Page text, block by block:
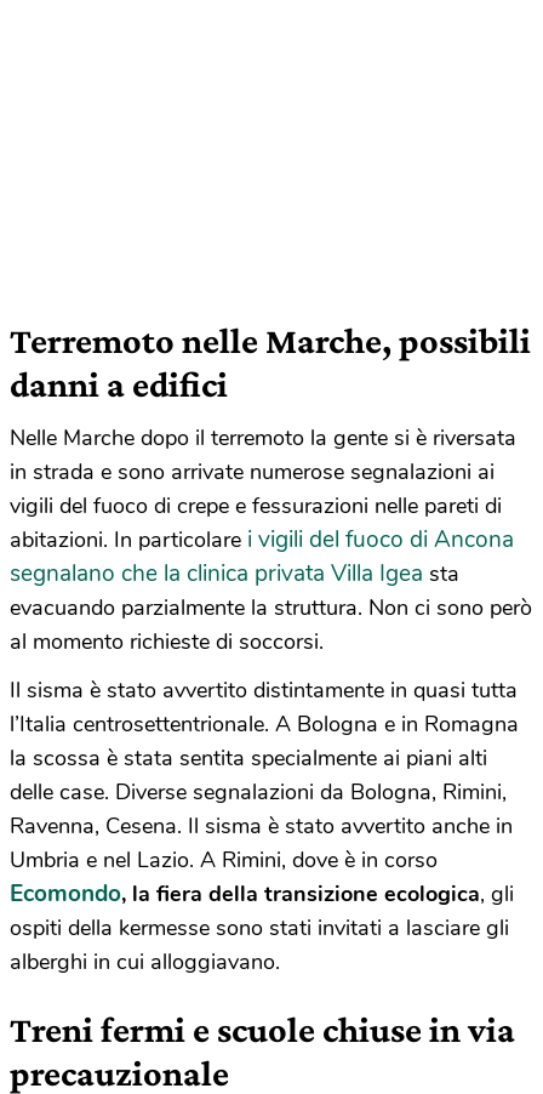
Terremoto nelle Marche, possibili
danni a edifici
Nelle Marche dopo il terremoto la gente si è riversata
in strada e sono arrivate numerose segnalazioni ai
vigili del fuoco di crepe e fessurazioni nelle pareti di
abitazioni. In particolare i vigili del fuoco di Ancona
segnalano che la clinica privata Villa Igea sta
evacuando parzialmente la struttura. Non ci sono però
al momento richieste di soccorsi.
Il sisma è stato avvertito distintamente in quasi tutta
l’Italia centrosettentrionale. A Bologna e in Romagna
la scossa è stata sentita specialmente ai piani alti
delle case. Diverse segnalazioni da Bologna, Rimini,
Ravenna, Cesena. Il sisma è stato avvertito anche in
Umbria e nel Lazio. A Rimini, dove è in corso
Ecomondo, la fiera della transizione ecologica, gli
ospiti della kermesse sono stati invitati a lasciare gli
alberghi in cui alloggiavano.
Treni fermi e scuole chiuse in via
precauzionale